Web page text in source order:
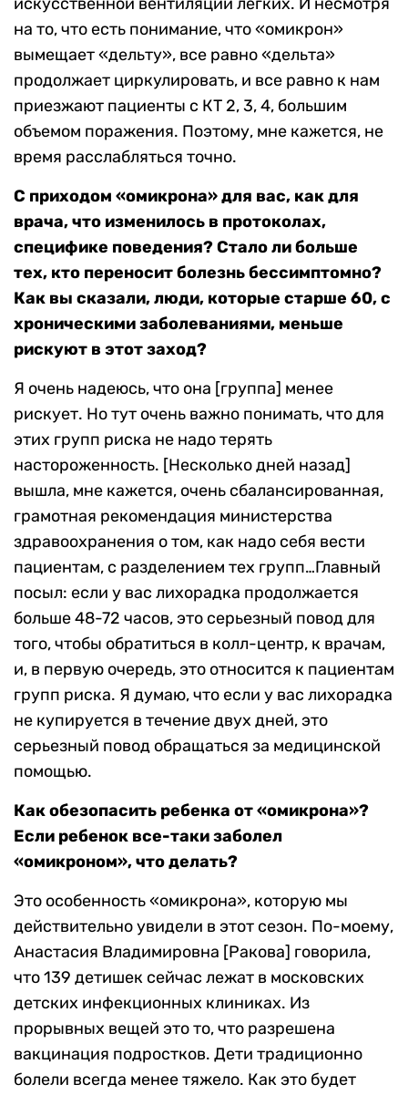
на то, что есть понимание, что «омикрон»
вымещает «дельту», все равно «дельта»
продолжает циркулировать, и все равно к нам
приезжают пациенты с КТ 2, 3, 4, большим
объемом поражения. Поэтому, мне кажется, не
время расслабляться точно.
С приходом «омикрона» для вас, как для
врача, что изменилось в протоколах,
специфике поведения? Стало ли больше
тех, кто переносит болезнь бессимптомно?
Как вы сказали, люди, которые старше 60, с
хроническими заболеваниями, меньше
рискуют в этот заход?
Я очень надеюсь, что она [группа] менее
рискует. Но тут очень важно понимать, что для
этих групп риска не надо терять
настороженность. [Несколько дней назад]
вышла, мне кажется, очень сбалансированная,
грамотная рекомендация министерства
здравоохранения о том, как надо себя вести
пациентам, с разделением тех групп…Главный
посыл: если у вас лихорадка продолжается
больше 48-72 часов, это серьезный повод для
того, чтобы обратиться в колл-центр, к врачам,
и, в первую очередь, это относится к пациентам
групп риска. Я думаю, что если у вас лихорадка
не купируется в течение двух дней, это
серьезный повод обращаться за медицинской
помощью.
Как обезопасить ребенка от «омикрона»?
Если ребенок все-таки заболел
«омикроном», что делать?
Это особенность «омикрона», которую мы
действительно увидели в этот сезон. По-моему,
Анастасия Владимировна [Ракова] говорила,
что 139 детишек сейчас лежат в московских
детских инфекционных клиниках. Из
прорывных вещей это то, что разрешена
вакцинация подростков. Дети традиционно
болели всегда менее тяжело. Как это будет